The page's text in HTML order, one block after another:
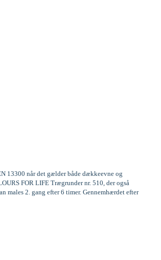
13300 når det gælder både dækkeevne og
FOR LIFE Trægrunder nr. 510, der også
males 2. gang efter 6 timer. Gennemhærdet efter